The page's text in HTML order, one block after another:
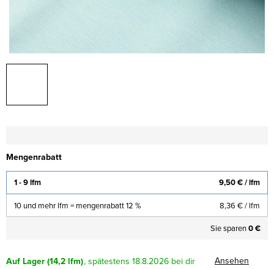
Mengenrabatt
1 - 9 lfm 9,50 €/ lfm
10 und mehr lfm = mengenrabatt 12 % 8,36 €/ lfm
Sie sparen0 €
Auf Lager(14,2 lfm) 18.8.2026
Ansehen